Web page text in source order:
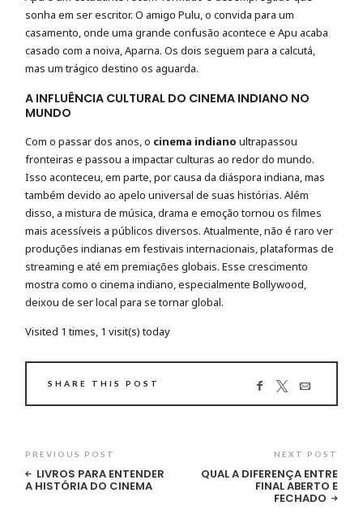
sonha em ser escritor. O amigo Pulu, o convida para um
casamento, onde uma grande confusão acontece e Apu acaba
casado com a noiva, Aparna. Os dois seguem para a calcutá,
mas um trágico destino os aguarda.
A INFLUÊNCIA CULTURAL DO CINEMA INDIANO NO
MUNDO
Com o passar dos anos, o cinema indiano ultrapassou
fronteiras e passou a impactar culturas ao redor do mundo.
Isso aconteceu, em parte, por causa da diáspora indiana, mas
também devido ao apelo universal de suas histórias. Além
disso, a mistura de música, drama e emoção tornou os filmes
mais acessíveis a públicos diversos. Atualmente, não é raro ver
produções indianas em festivais internacionais, plataformas de
streaming e até em premiações globais. Esse crescimento
mostra como o cinema indiano, especialmente Bollywood,
deixou de ser local para se tornar global.
Visited 1 times, 1 visit(s) today
SHARE THIS POST
PREVIOUS POST
LIVROS PARA ENTENDER
A HISTÓRIA DO CINEMA
NEXT POST
QUAL A DIFERENÇA ENTRE
FINAL ABERTO E
FECHADO